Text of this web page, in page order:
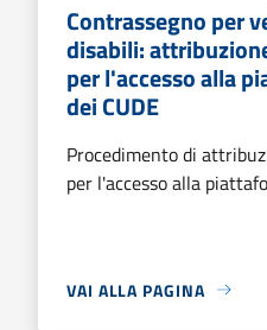
Contrassegno per
disabili:
per l'accesso alla
dei CUDE
Procedimento di
per l'accesso alla
VAI ALLA PAGINA